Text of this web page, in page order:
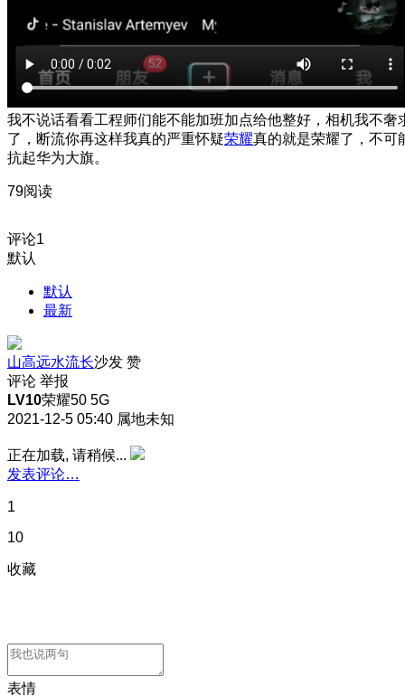
我不说话看看工程师们能不能加班加点给他整好，相机我不奢
了，断流你再这样我真的严重怀疑荣耀真的就是荣耀了，不可
抗起华为大旗。
79阅读
评论1
默认
默认
最新
山高远水流长沙发 赞
评论 举报
LV10荣耀50 5G
2021-12-5 05:40 属地未知
正在加载, 请稍候...
发表评论…
1
10
收藏
表情